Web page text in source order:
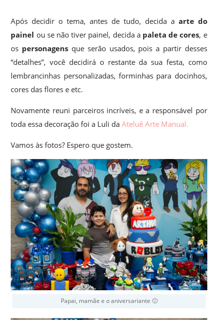
Após decidir o tema, antes de tudo, decida a arte do
painel ou se não tiver painel, decida a paleta de cores, e
os personagens que serão usados, pois a partir desses
“detalhes”, você decidirá o restante da sua festa, como
lembrancinhas personalizadas, forminhas para docinhos,
cores das flores e etc.
Novamente reuni parceiros incríveis, e a responsável por
toda essa decoração foi a Luli daAteluê Arte Manual.
Vamos às fotos? Espero que gostem.
Papai, mamãe e o aniversariante 🙂